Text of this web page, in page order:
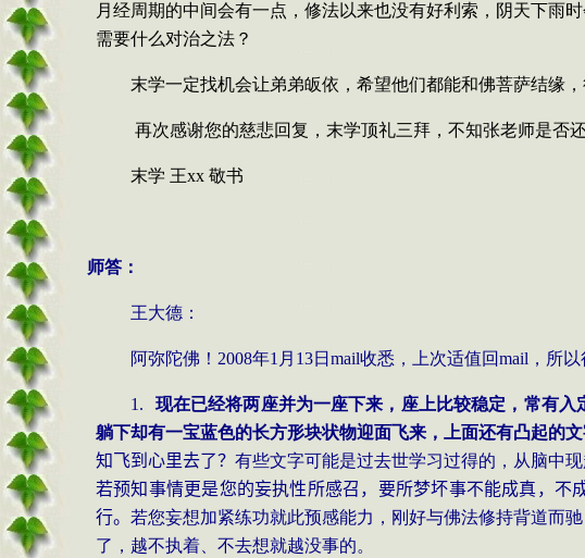
月经周期的中间会有一点，修法以来也没有好利索，阴天下雨
需要什么对治之法？
末学一定找机会让弟弟皈依，希望他们都能和佛菩萨结缘，
再次感谢您的慈悲回复，末学顶礼三拜，不知张老师是否
末学 王xx 敬书
师答：
王大德：
阿弥陀佛！ 2008年1 月 13日 mail收悉，上次适值回mail ，所
1.
现在已经将两座并为一座下来，座上比较稳定，常有
躺下却有一宝蓝色的长方形块状物迎面飞来，上面还有凸起的
知飞到心里去了？ 有些文字可能是过去世学习过得的，从脑中
若预知事情更是您的妄执性所感召，要所梦坏事不能成真，不
行。 若您妄想加紧练功就此预感能力，刚好与佛法修持背道而
了，越不执着、不去想就越没事的。